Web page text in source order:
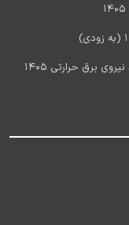
آخرین اخبار استخدام شرکت مادر تخصصی تولید نیروی برق حرارتی 1405